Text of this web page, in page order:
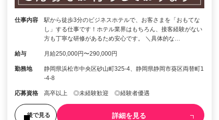
仕事内容
駅から徒歩3分のビジネスホテルで、お客さまを「おもてな
し」する仕事です！ホテル業界はもちろん、接客経験がない
方も丁寧な研修があるため安心です。 ＼具体的な…
給与 月給250,000円〜290,000円
勤務地
静岡県浜松市中央区砂山町325-4、静岡県静岡市葵区両替町1
-4-8
応募資格 高卒以上 ◎未経験歓迎 ◎経験者優遇
後で見る 詳細を見る